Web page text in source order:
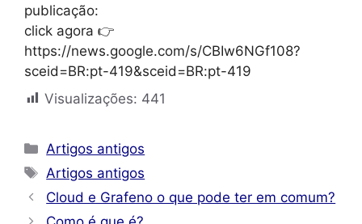
publicação:
click agora 👉
https://news.google.com/s/CBIw6NGf108?
sceid=BR:pt-419&sceid=BR:pt-419
Visualizações: 441
Categorias
Artigos antigos
Tags
Artigos antigos
Cloud e Grafeno o que pode ter em comum?